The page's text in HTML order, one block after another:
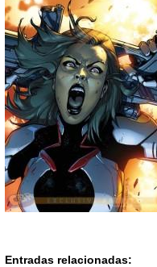
Entradas relacionadas: